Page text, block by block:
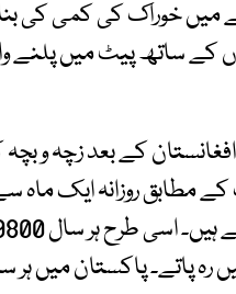
میں خوراک کی کمی کی
کے ساتھ پیٹ میں پلنے
کے بعد زچہ و